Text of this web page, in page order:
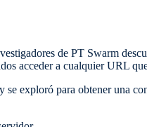
de PT Swarm
acceder a cualquier URL
se exploró para obtener una